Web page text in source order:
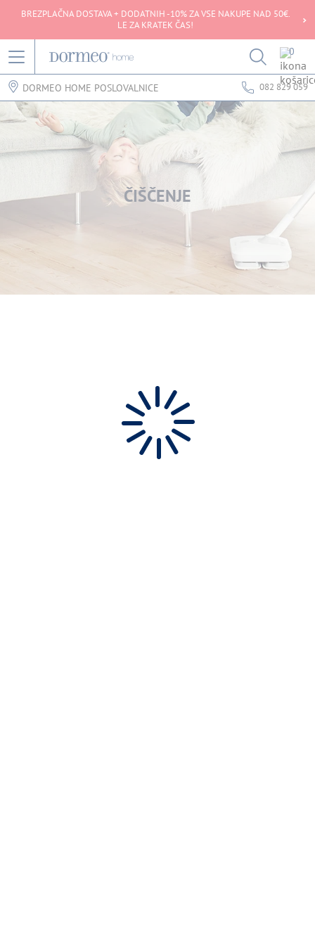
BREZPLAČNA DOSTAVA + DODATNIH -10% ZA VSE NAKUPE NAD 50€.
LE ZA KRATEK ČAS!
0
DORMEO HOME POSLOVALNICE 082 829 059
ČIŠČENJE